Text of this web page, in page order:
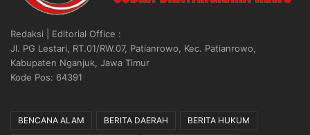
Redaksi | Editorial Office :
Jl. PG Lestari, RT.01/RW.07, Patianrowo, Kec. Patianrowo,
Kabupaten Nganjuk, Jawa Timur
Kode Pos: 64391
BENCANA ALAM BERITA DAERAH BERITA HUKUM